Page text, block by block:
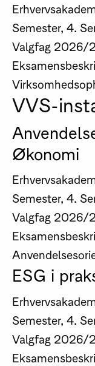
Semester, 4.
Valgfag 2026/
VVS-
Økonomi
Semester, 4.
Valgfag 2026/
ESG i
Semester, 4.
Valgfag 2026/